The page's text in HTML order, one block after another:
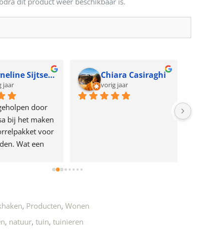
Corneline Sijtsema
jaar
door
bij het maken
voor
Wat een
Chiara Casiraghi
vorig jaar
, Producten, Wonen
, natuur, tuin, tuinieren